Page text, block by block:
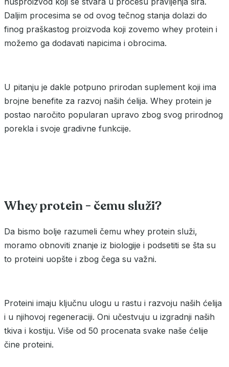
Daljim procesima se od ovog tečnog stanja dolazi do
finog praškastog proizvoda koji zovemo whey protein i
možemo ga dodavati napicima i obrocima.
U pitanju je dakle potpuno prirodan suplement koji ima
brojne benefite za razvoj naših ćelija. Whey protein je
postao naročito popularan upravo zbog svog prirodnog
porekla i svoje gradivne funkcije.
Whey protein - čemu služi?
Da bismo bolje razumeli čemu whey protein služi,
moramo obnoviti znanje iz biologije i podsetiti se šta su
to proteini uopšte i zbog čega su važni.
Proteini imaju ključnu ulogu u rastu i razvoju naših ćelija
i u njihovoj regeneraciji. Oni učestvuju u izgradnji naših
tkiva i kostiju. Više od 50 procenata svake naše ćelije
čine proteini.